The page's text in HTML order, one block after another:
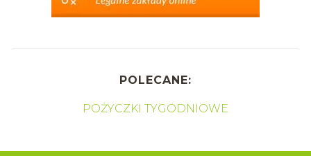
POLECANE:
POŻYCZKI TYGODNIOWE